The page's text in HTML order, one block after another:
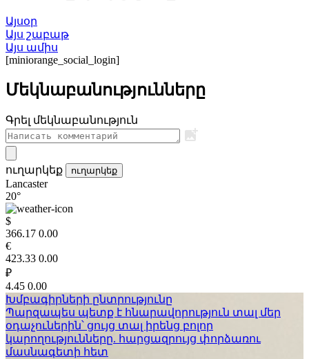
Այսօր
Այս շաբաթ
Այս ամիս
[miniorange_social_login]
Մեկնաբանությունները
Գրել մեկնաբանություն
ուղարկեք ուղարկեք
Lancaster
20°
$
366.17 0.00
€
423.33 0.00
₽
4.45 0.00
Խմբագիրների ընտրությունը
Պարզապես պետք է հնարավորություն տալ մեր
օդաչուներին՝ ցույց տալ իրենց բոլոր
կարողությունները. հարցազրույց փորձառու
մասնագետի հետ